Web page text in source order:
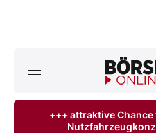
ktuelle Ausgabe
+++ attraktive